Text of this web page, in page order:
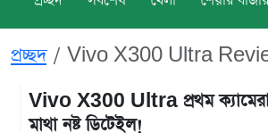
প্রচ্ছদ Vivo X300 Ultra
Vivo X300 Ultra প্রথম ক্যামেরা
মাথা নষ্ট ডিটেইল!